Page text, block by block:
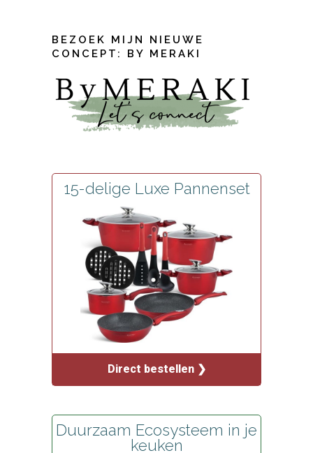
BEZOEK MIJN NIEUWE
CONCEPT: BY MERAKI
15-delige Luxe Pannenset
Direct bestellen ❯
Duurzaam Ecosysteem in je
keuken